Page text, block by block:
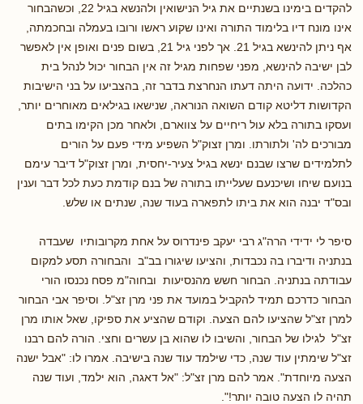
להקדים בימינו בשנתיים את גיל הנישואין ולהנשא בגיל 22, וכשהבחור
אינו מונח דיו בלימוד התורה ואינו שקוע ראשו ורובו בעמלה ובחכמתה,
אף ניתן להינשא בגיל 21. אך לפני גיל 21, בשום פנים ואופן אין לאפשר
לבן ישיבה להינשא, מפני שפחות מגיל זה אין הבחור יכול לנהל בית
כהלכה. ידועה היתה דעתו הנחרצת בדבר זה, בהצביעו על בני הישיבות
הקדושות דליטא קודם השואה הנוראה, שנישאו בגילאים מאוחרים יותר,
ועסקו בתורה בלא עול ריחיים על צווארם, ולאחר מכן הקימו בתים
מבורכים לה' ולתורתו. ומרן זצוק"ל השפיע מידי פעם על הורים
לתלמידים שרצו שבנם ינשא בגיל צעיר-יחסית, ומרן זצוק"ל דיבר עימם
בנועם שיחו ושיכנעם שעלייתו בתורה של בנם קודמת כעת לכל דבר וענין
ובס"ד יבנה הוא את ביתו לתפארה בעוד שנה, שנתים או שלש.
סיפר לי ידידי הרה"ג רבי יעקב פינדרוס על אחת מקרובותיו שעבדה
בנתניה ודיברו בה נכבדות, והציעו שיגורו בב"ב והבחורה תסע למקום
עבודתה בנתניה. הבחור חשש מהנסיעות ובחוה"מ פסח נכנסו הורי
הבחור כדרכם תמיד להקביל במועד את פני מרן זצ"ל. וסיפר אבי הבחור
למרן זצ"ל שהציעו להם הצעה. וקודם שהציע את ספיקו, שאל אותו מרן
זצ"ל לגילו של הבחור, והשיבו לו שהוא בן עשרים וחצי. הורה להם רבנו
זצ"ל שימתין עוד שנה, כדי שילמד עוד שנה בישיבה. אמרו לו: "אבל ישנה
הצעה מיוחדת". אמר להם מרן זצ"ל: "אל דאגה, הוא ילמד, ועוד שנה
תהיה לו הצעה טובה יותר!".